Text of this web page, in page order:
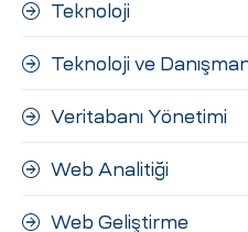
Teknoloji
Teknoloji ve
Veritabanı Yönetimi
Web Analitiği
Web Geliştirme